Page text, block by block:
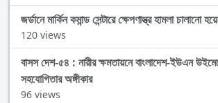
জর্ডানে মার্কিন কমান্ড সেন্টারে ক্ষেপণাস্ত্র হামলা চালানো
120 views
বাসস দেশ-৫৪ : নারীর ক্ষমতায়নে বাংলাদেশ-ইউএন
সহযোগিতার অঙ্গীকার
96 views